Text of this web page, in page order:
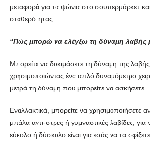
μεταφορά για τα ψώνια στο σουπερμάρκετ
σταθερότητας.
“Πώς μπορώ να ελέγξω τη δύναμη λαβής
Μπορείτε να δοκιμάσετε τη δύναμη της λαβής
χρησιμοποιώντας ένα απλό δυναμόμετρο
μετρά τη δύναμη που μπορείτε να ασκήσετε.
Εναλλακτικά, μπορείτε να χρησιμοποιήσετε
μπάλα αντι-στρες ή γυμναστικές λαβίδες,
εύκολο ή δύσκολο είναι για εσάς να τα σφίξετε.